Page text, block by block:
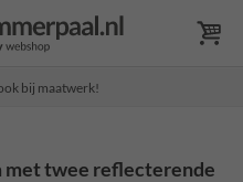
bij maatwerk!
met twee reflecterende